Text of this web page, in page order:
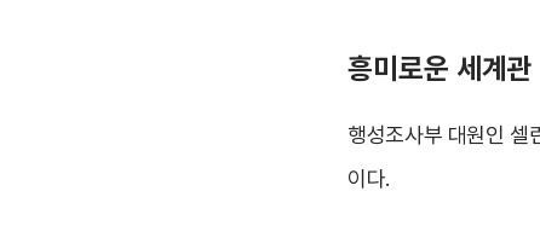
흥미로운 세계관
행성조사부 대원인 셀
이다.